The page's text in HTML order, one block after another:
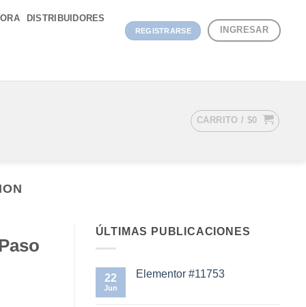
DISTRIBUIDORES
REGISTRARSE INGRESAR
CARRITO / $0
ÚLTIMAS PUBLICACIONES
22
Jun
Elementor #11753